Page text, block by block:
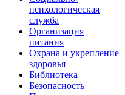
психологическая
служба
Организация
питания
Охрана и укрепление
здоровья
Библиотека
Безопасность